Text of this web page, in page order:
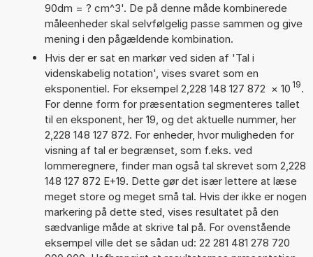
90dm = ? cm^3'. De på denne måde kombinerede
måleenheder skal selvfølgelig passe sammen og give
mening i den pågældende kombination.
Hvis der er sat en markør ved siden af 'Tal i
videnskabelig notation', vises svaret som en
eksponentiel. For eksempel 2,228 148 127 872 × 10 19.
For denne form for præsentation segmenteres tallet
til en eksponent, her 19, og det aktuelle nummer, her
2,228 148 127 872. For enheder, hvor muligheden for
visning af tal er begrænset, som f.eks. ved
lommeregnere, finder man også tal skrevet som 2,228
148 127 872 E+19. Dette gør det især lettere at læse
meget store og meget små tal. Hvis der ikke er nogen
markering på dette sted, vises resultatet på den
sædvanlige måde at skrive tal på. For ovenstående
eksempel ville det se sådan ud: 22 281 481 278 720